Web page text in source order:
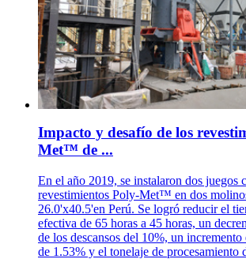
Impacto y desafío de los
Met™ de ...
En el año 2019, se instalaron dos juegos
revestimientos Poly-Met™ en dos
26.0'x40.5'en Perú. Se logró reducir el
efectiva de 65 horas a 45 horas, un
de los descansos del 10%, un
de 1.53% y el tonelaje de procesamiento